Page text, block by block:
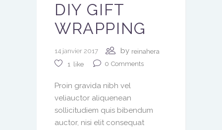
DIY GIFT
WRAPPING
14 janvier 2017 by reinahera
1 like 0 Comments
Proin gravida nibh vel
veliauctor aliquenean
sollicitudiem quis bibendum
auctor, nisi elit consequat